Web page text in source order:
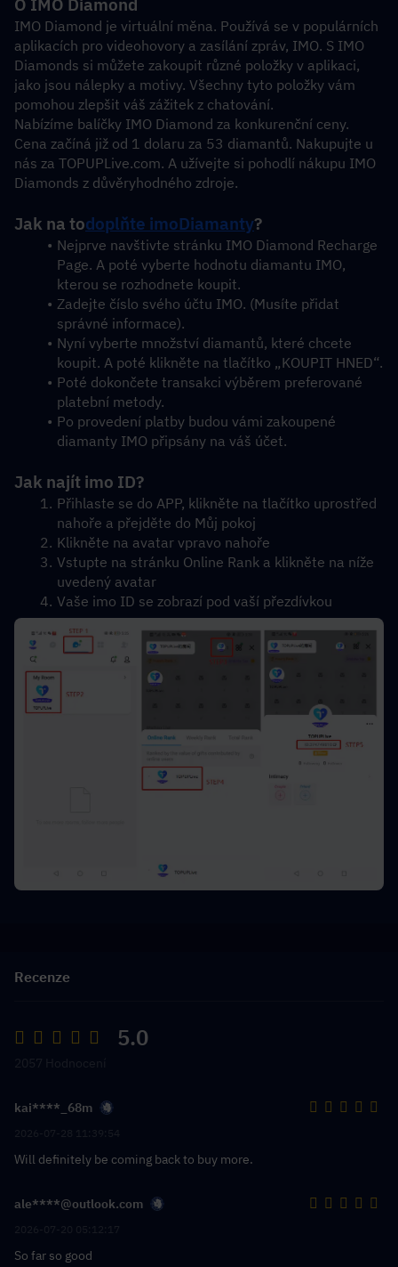
O IMO Diamond
IMO Diamond je virtuální měna. Používá se v populárních
aplikacích pro videohovory a zasílání zpráv, IMO. S IMO
Diamonds si můžete zakoupit různé položky v aplikaci,
jako jsou nálepky a motivy. Všechny tyto položky vám
pomohou zlepšit váš zážitek z chatování.
Nabízíme balíčky IMO Diamond za konkurenční ceny.
Cena začíná již od 1 dolaru za 53 diamantů. Nakupujte u
nás za TOPUPLive.com. A užívejte si pohodlí nákupu IMO
Diamonds z důvěryhodného zdroje.
Jak na todoplňte imoDiamanty?
Nejprve navštivte stránku IMO Diamond Recharge
Page. A poté vyberte hodnotu diamantu IMO,
kterou se rozhodnete koupit.
Zadejte číslo svého účtu IMO. (Musíte přidat
správné informace).
Nyní vyberte množství diamantů, které chcete
koupit. A poté klikněte na tlačítko „KOUPIT HNED“.
Poté dokončete transakci výběrem preferované
platební metody.
Po provedení platby budou vámi zakoupené
diamanty IMO připsány na váš účet.
Jak najít imo ID?
Přihlaste se do APP, klikněte na tlačítko uprostřed
nahoře a přejděte do Můj pokoj
Klikněte na avatar vpravo nahoře
Vstupte na stránku Online Rank a klikněte na níže
uvedený avatar
Vaše imo ID se zobrazí pod vaší přezdívkou
Recenze
5.0
kai****_68m
Will definitely be coming back to buy more.
ale****@outlook.com
So far so good